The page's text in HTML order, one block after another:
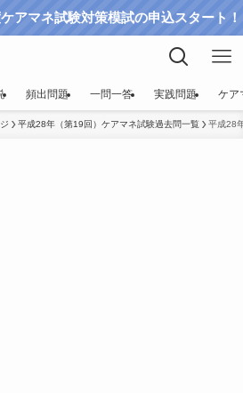
アマネ試験対策模試の申込スタート！
頻出問題 一問一答 実践問題 ケア
平成28年（第19回）ケアマネ試験過去問一覧 平成28